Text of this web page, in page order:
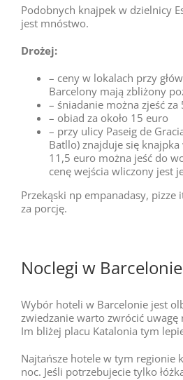
Podobnych knajpek w dzielnicy
jest mnóstwo.
Drożej:
– ceny w lokalach przy
Barcelony mają zbliżony
– śniadanie można zjeść za
– obiad za około 15 euro
– przy ulicy Paseig de
Batllo) znajduje się
11,5 euro można jeść do
cenę wejścia wliczony jest
Przekąski np empanadasy, pizze
za porcję.
Noclegi w Barcelonie
Wybór hoteli w Barcelonie jest
zwiedzanie warto zwrócić uwagę
Im bliżej placu Katalonia tym
Najtańsze hotele w tym regionie
noc. Jeśli potrzebujecie tylko